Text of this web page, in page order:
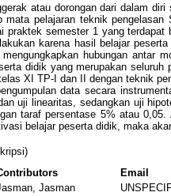
atau dorongan dari dalam
mata pelajaran teknik
semester 1 yang
karena hasil belajar
hubungan
didik yang merupakan
XI TP-I dan II dengan teknik
data secara
uji linearitas, sedangkan uji
taraf persentase 5% atau
belajar peserta didik, maka
Email
Jasman